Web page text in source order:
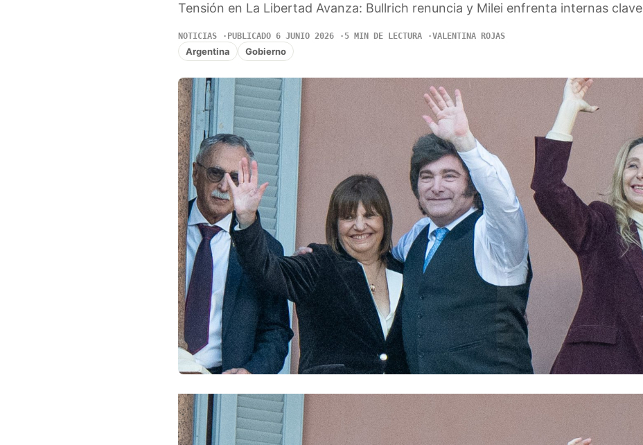
Tensión en La Libertad Avanza: Bullrich renuncia y Milei enfrenta internas clave
NOTICIAS PUBLICADO 6 JUNIO 2026 5 MIN DE LECTURA VALENTINA ROJAS
Argentina Gobierno